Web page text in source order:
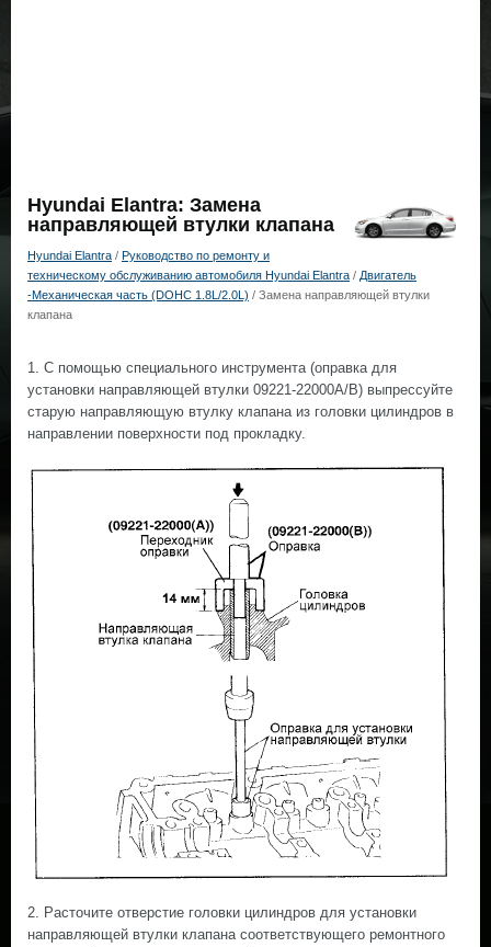
Hyundai Elantra: Замена
направляющей втулки клапана
Hyundai Elantra / Руководство по ремонту и
техническому обслуживанию автомобиля Hyundai Elantra / Двигатель
-Механическая часть (DOHC 1.8L/2.0L) / Замена направляющей втулки
клапана
1. С помощью специального инструмента (оправка для
установки направляющей втулки 09221-22000А/В) выпрессуйте
старую направляющую втулку клапана из головки цилиндров в
направлении поверхности под прокладку.
2. Расточите отверстие головки цилиндров для установки
направляющей втулки клапана соответствующего ремонтного